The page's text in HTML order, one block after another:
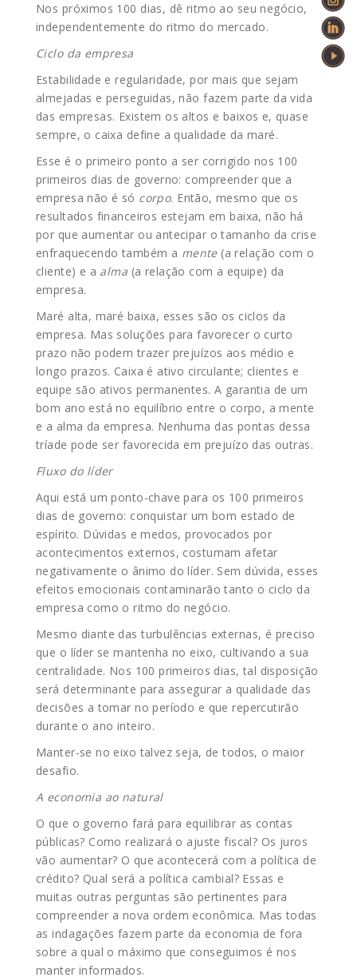
Nos próximos 100 dias, dê ritmo ao seu negócio,
independentemente do ritmo do mercado.
Ciclo da empresa
Estabilidade e regularidade, por mais que sejam
almejadas e perseguidas, não fazem parte da vida
das empresas. Existem os altos e baixos e, quase
sempre, o caixa define a qualidade da maré.
Esse é o primeiro ponto a ser corrigido nos 100
primeiros dias de governo: compreender que a
empresa não é só corpo. Então, mesmo que os
resultados financeiros estejam em baixa, não há
por que aumentar ou antecipar o tamanho da crise
enfraquecendo também a mente (a relação com o
cliente) e a alma (a relação com a equipe) da
empresa.
Maré alta, maré baixa, esses são os ciclos da
empresa. Mas soluções para favorecer o curto
prazo não podem trazer prejuízos aos médio e
longo prazos. Caixa é ativo circulante; clientes e
equipe são ativos permanentes. A garantia de um
bom ano está no equilíbrio entre o corpo, a mente
e a alma da empresa. Nenhuma das pontas dessa
tríade pode ser favorecida em prejuízo das outras.
Fluxo do líder
Aqui está um ponto-chave para os 100 primeiros
dias de governo: conquistar um bom estado de
espírito. Dúvidas e medos, provocados por
acontecimentos externos, costumam afetar
negativamente o ânimo do líder. Sem dúvida, esses
efeitos emocionais contaminarão tanto o ciclo da
empresa como o ritmo do negócio.
Mesmo diante das turbulências externas, é preciso
que o líder se mantenha no eixo, cultivando a sua
centralidade. Nos 100 primeiros dias, tal disposição
será determinante para assegurar a qualidade das
decisões a tomar no período e que repercutirão
durante o ano inteiro.
Manter-se no eixo talvez seja, de todos, o maior
desafio.
A economia ao natural
O que o governo fará para equilibrar as contas
públicas? Como realizará o ajuste fiscal? Os juros
vão aumentar? O que acontecerá com a política de
crédito? Qual será a política cambial? Essas e
muitas outras perguntas são pertinentes para
compreender a nova ordem econômica. Mas todas
as indagações fazem parte da economia de fora
sobre a qual o máximo que conseguimos é nos
manter informados.